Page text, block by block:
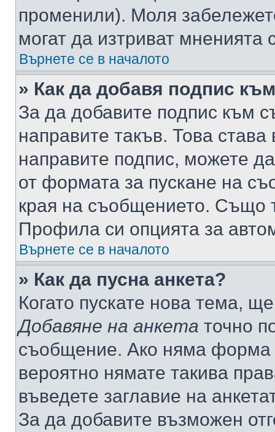
променили). Моля
могат да изтриват мненията
Върнете се в началото
» Как да добавя подпис
За да добавите подпис към
направите такъв. Това
направите подпис, можете
от формата за пускане на
края на съобщението. Също
Профила си опцията за
Върнете се в началото
» Как да пусна анкета?
Когато пускате нова тема,
Добавяне на анкета точно
съобщение. Ако няма форма
вероятно нямате такива
въведете заглавие на
За да добавите възможен